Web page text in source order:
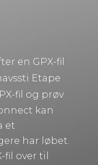
en GPX-fil
Etape
fil og prøv
kan
et
har løbet.
fil over til